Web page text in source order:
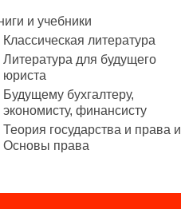
и учебники
Классическая литература
Литература для будущего
юриста
Будущему бухгалтеру,
экономисту, финансисту
Теория государства и права и
Основы права